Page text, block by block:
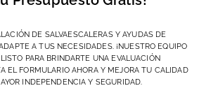
DE SALVAESCALERAS Y AYUDAS DE
A TUS NECESIDADES. ¡NUESTRO EQUIPO
PARA BRINDARTE UNA EVALUACIÓN
EL FORMULARIO AHORA Y MEJORA TU CALIDAD
INDEPENDENCIA Y SEGURIDAD.